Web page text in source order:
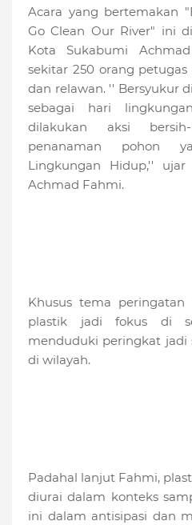
Acara yang bertemakan
Go Clean Our River" ini
Kota Sukabumi
sekitar 250 orang
dan relawan. '' Bersyukur
sebagai hari
dilakukan aksi
penanaman pohon
Lingkungan Hidup,''
Achmad Fahmi.
Khusus tema
plastik jadi fokus di
menduduki peringkat jadi
di wilayah.
Padahal lanjut Fahmi,
diurai dalam konteks
ini dalam antisipasi dan